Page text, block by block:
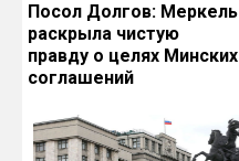
Посол Долгов: Меркель
раскрыла чистую
правду о целях Минских
соглашений